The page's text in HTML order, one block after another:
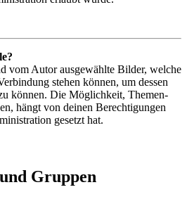
vom Autor ausgewählte Bilder, welche
stehen können, um dessen
können. Die Möglichkeit, Themen-
hängt von deinen Berechtigungen
gesetzt hat.
Gruppen